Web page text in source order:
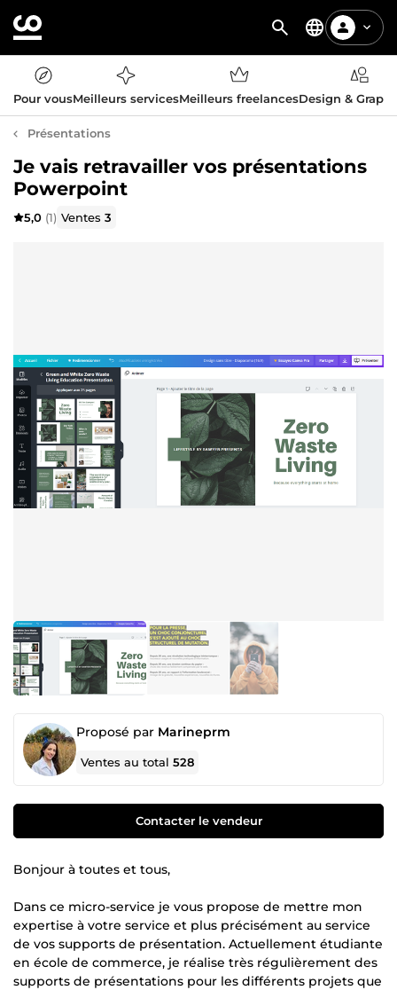
Pour vousMeilleurs servicesMeilleurs freelancesDesign &
Présentations
Je vais retravailler vos présentations
Powerpoint
5,0 (1) Ventes3
Proposé par Marineprm
Ventes au total528
Contacter le vendeur
Bonjour à toutes et tous,
Dans ce micro-service je vous propose de mettre mon
expertise à votre service et plus précisément au service
de vos supports de présentation. Actuellement étudiante
en école de commerce, je réalise très régulièrement des
supports de présentations pour les différents projets que